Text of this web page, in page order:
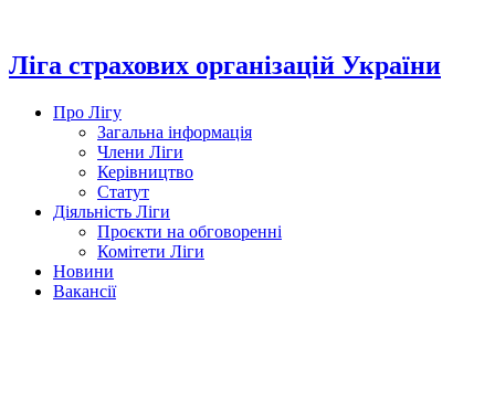
вмісту
Ліга страхових організацій України
Про Лігу
Загальна інформація
Члени Ліги
Керівництво
Статут
Діяльність Ліги
Проєкти на обговоренні
Комітети Ліги
Новини
Вакансії